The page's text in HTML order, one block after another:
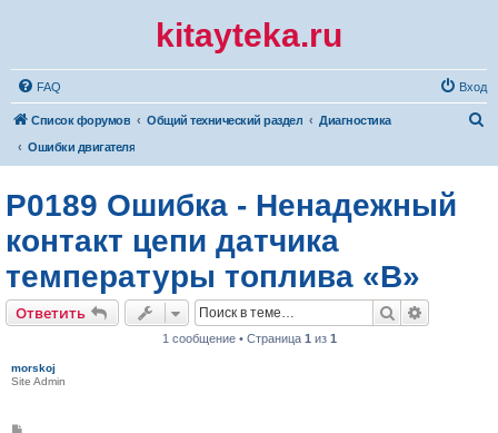
kitayteka.ru
FAQ Вход
Список форумов Общий технический раздел
Диагностика
Ошибки двигателя
P0189 Ошибка - Ненадежный
контакт цепи датчика
температуры топлива «B»
Ответить Поиск
1 сообщение • Страница 1 из 1
morskoj
Site Admin